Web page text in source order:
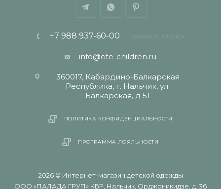
+7 988 937-60-00 ЗАКАЗАТЬ ЗВОНОК
info@ete-children.ru
360017, Кабардино-Балкарская
Республика, г. Нальчик, ул.
Балкарская, д 51
ПОЛИТИКА КОНФИДЕНЦИАЛЬНОСТИ
ПРОГРАММА ЛОЯЛЬНОСТИ
2026 © Интернет-магазин детской одежды
ООО «ПАЛАДА ГРУП» КБР, Нальчик, Орджоникидзе, д. 36